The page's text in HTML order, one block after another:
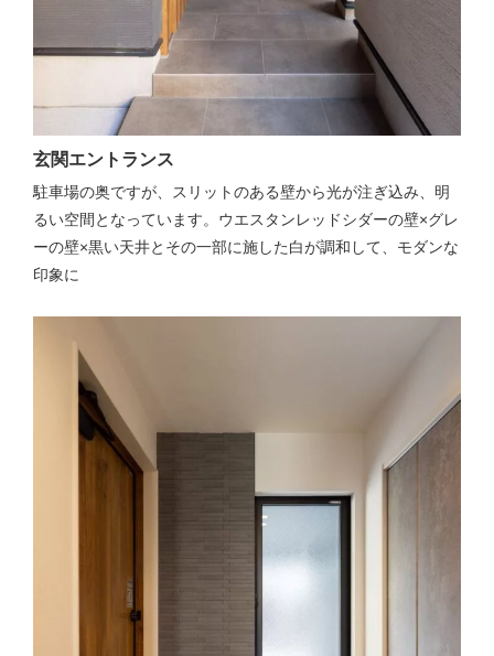
玄関エントランス
駐車場の奥ですが、スリットのある壁から光が注ぎ込み、明
るい空間となっています。ウエスタンレッドシダーの壁×グレ
ーの壁×黒い天井とその一部に施した白が調和して、モダンな
印象に